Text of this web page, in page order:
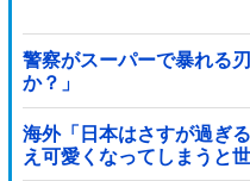
警察がスーパーで暴れる
か？」
海外「日本はさすが過ぎ
え可愛くなってしまうと